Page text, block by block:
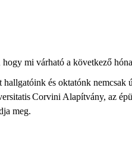
mi várható a következő
és oktatónk nemcsak
Corvini Alapítvány, az
meg.